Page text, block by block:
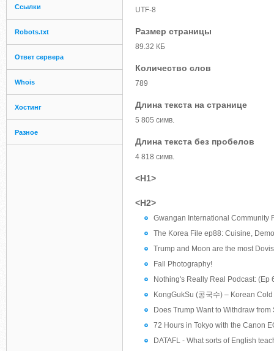
Ссылки
Robots.txt
Ответ сервера
Whois
Хостинг
Разное
UTF-8
Размер страницы
89.32 КБ
Количество слов
789
Длина текста на странице
5 805 симв.
Длина текста без пробелов
4 818 симв.
<H1>
<H2>
Gwangan International Community
The Korea File ep88: Cuisine,
Trump and Moon are the most
Fall Photography!
Nothing's Really Real Podcast: (Ep
KongGukSu (콩국수) – Korean
Does Trump Want to Withdraw
72 Hours in Tokyo with the Canon
DATAFL - What sorts of English